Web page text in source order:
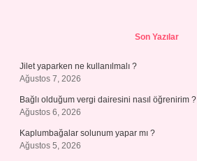
Son Yazılar
Jilet yaparken ne kullanılmalı ?
Ağustos 7, 2026
Bağlı olduğum vergi dairesini nasıl öğrenirim ?
Ağustos 6, 2026
Kaplumbağalar solunum yapar mı ?
Ağustos 5, 2026